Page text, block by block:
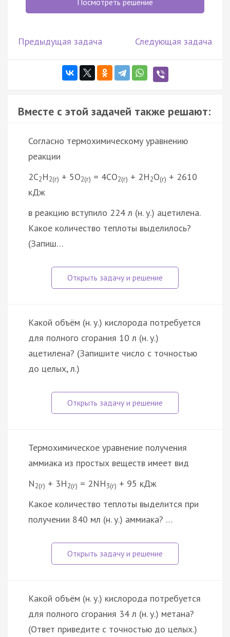
Предыдущая задача Следующая задача
Вместе с этой задачей также решают:
Согласно термохимическому уравнению
реакции
2C2H2(г) + 5O2(г) = 4CO2(г) + 2H2O(г) + 2610
кДж
в реакцию вступило 224 л (н. у.) ацетилена.
Какое количество теплоты выделилось?
(Запиш…
Какой объём (н. у.) кислорода потребуется
для полного сгорания 10 л (н. у.)
ацетилена? (Запишите число с точностью
до целых, л.)
Термохимическое уравнение получения
аммиака из простых веществ имеет вид
N2(г) + 3H2(г) = 2NH3(г) + 95 кДж
Какое количество теплоты выделится при
получении 840 мл (н. у.) аммиака? …
Какой объём (н. у.) кислорода потребуется
для полного сгорания 34 л (н. у.) метана?
(Ответ приведите с точностью до целых.)